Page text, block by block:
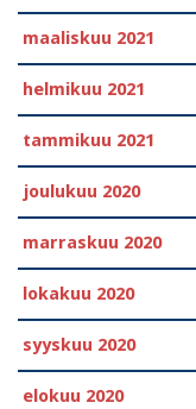
maaliskuu 2021
helmikuu 2021
tammikuu 2021
joulukuu 2020
marraskuu 2020
lokakuu 2020
syyskuu 2020
elokuu 2020